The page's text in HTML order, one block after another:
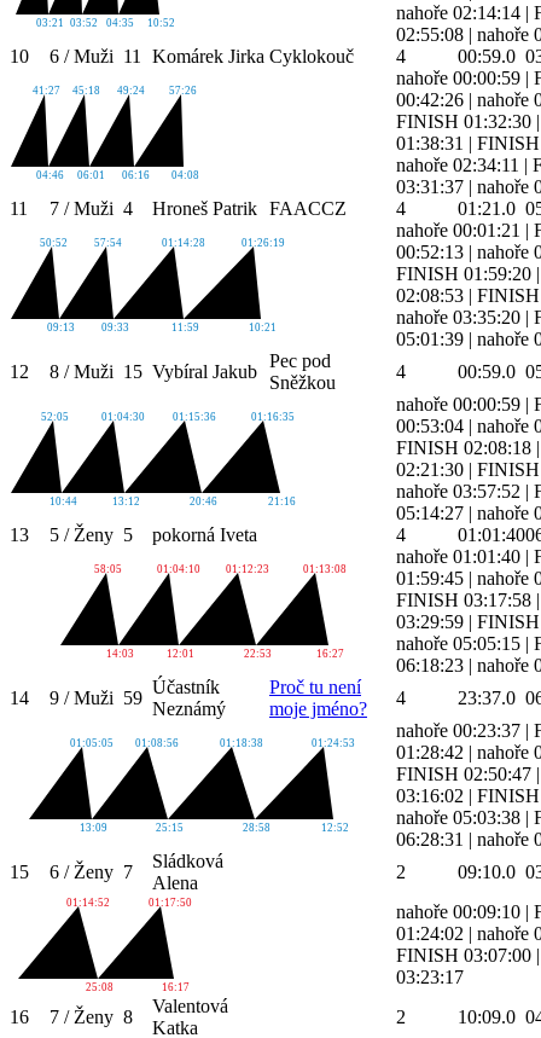
03:21 03:52 04:35 10:52
nahoře 02:14:14 |
02:55:08 | nahoře
10
6 / Muži 11 Komárek Jirka Cyklokouč 4 00:59.0
41:27
04:46
45:18
06:01
49:24
06:16
57:26
04:08
nahoře 00:00:59 |
00:42:26 | nahoře
FINISH 01:32:30
01:38:31 | FINISH
nahoře 02:34:11 |
03:31:37 | nahoře
11
7 / Muži 4 Hroneš Patrik FAACCZ 4 01:21.0
50:52
09:13
57:54
09:33
01:14:28
11:59
01:26:19
10:21
nahoře 00:01:21 |
00:52:13 | nahoře
FINISH 01:59:20
02:08:53 | FINISH
nahoře 03:35:20 |
05:01:39 | nahoře
12
8 / Muži 15 Vybíral Jakub
Pec pod
Sněžkou
4 00:59.0
52:05
10:44
01:04:30
13:12
01:15:36
20:46
01:16:35
21:16
nahoře 00:00:59 |
00:53:04 | nahoře
FINISH 02:08:18
02:21:30 | FINISH
nahoře 03:57:52 |
05:14:27 | nahoře
13
5 / Ženy 5 pokorná Iveta 4 01:01:40
58:05
14:03
01:04:10
12:01
01:12:23
22:53
01:13:08
16:27
nahoře 01:01:40 |
01:59:45 | nahoře
FINISH 03:17:58
03:29:59 | FINISH
nahoře 05:05:15 |
06:18:23 | nahoře
14
9 / Muži 59
Účastník
Neznámý
Proč tu není
moje jméno?
4 23:37.0
01:05:05
13:09
01:08:56
25:15
01:18:38
28:58
01:24:53
12:52
nahoře 00:23:37 |
01:28:42 | nahoře
FINISH 02:50:47
03:16:02 | FINISH
nahoře 05:03:38 |
06:28:31 | nahoře
15
6 / Ženy 7
Sládková
Alena
2 09:10.0
01:14:52
25:08
01:17:50
16:17
nahoře 00:09:10 |
01:24:02 | nahoře
FINISH 03:07:00
03:23:17
16
7 / Ženy 8
Valentová
Katka
2 10:09.0